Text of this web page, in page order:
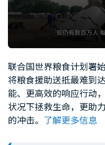
of
1
minute,
12
seconds
联合国世界粮食计划署
将粮食援助送抵最难到
能、更高效的响应行动
状况下拯救生命，更助
的冲击。 了解更多信息